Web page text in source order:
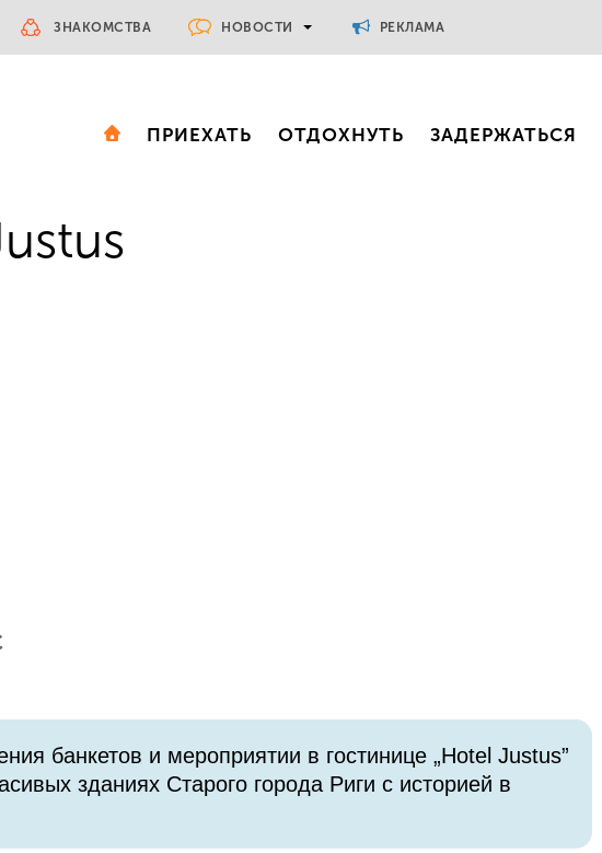
ЗНАКОМСТВА НОВОСТИ РЕКЛАМА
ПРИЕХАТЬ ОТДОХНУТЬ ЗАДЕРЖАТЬСЯ
банкетов и мероприятии в гостинице „Hotel Justus”
зданиях Старого города Риги с историей в